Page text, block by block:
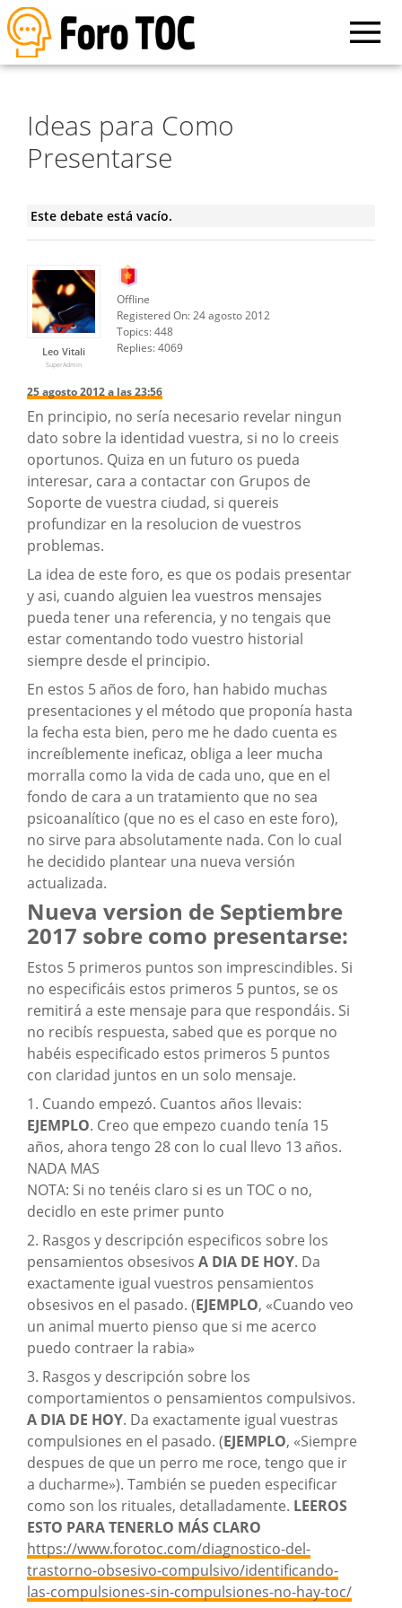
Ideas para Como
Presentarse
Este debate está vacío.
Leo Vitali
SuperAdmin
Offline
Registered On:24 agosto 2012
Topics:448
Replies:4069
25 agosto 2012 a las 23:56
En principio, no sería necesario revelar ningun
dato sobre la identidad vuestra, si no lo creeis
oportunos. Quiza en un futuro os pueda
interesar, cara a contactar con Grupos de
Soporte de vuestra ciudad, si quereis
profundizar en la resolucion de vuestros
problemas.
La idea de este foro, es que os podais presentar
y asi, cuando alguien lea vuestros mensajes
pueda tener una referencia, y no tengais que
estar comentando todo vuestro historial
siempre desde el principio.
En estos 5 años de foro, han habido muchas
presentaciones y el método que proponía hasta
la fecha esta bien, pero me he dado cuenta es
increíblemente ineficaz, obliga a leer mucha
morralla como la vida de cada uno, que en el
fondo de cara a un tratamiento que no sea
psicoanalítico (que no es el caso en este foro),
no sirve para absolutamente nada. Con lo cual
he decidido plantear una nueva versión
actualizada.
Nueva version de Septiembre
2017 sobre como presentarse:
Estos 5 primeros puntos son imprescindibles. Si
no especificáis estos primeros 5 puntos, se os
remitirá a este mensaje para que respondáis. Si
no recibís respuesta, sabed que es porque no
habéis especificado estos primeros 5 puntos
con claridad juntos en un solo mensaje.
1. Cuando empezó. Cuantos años llevais:
EJEMPLO. Creo que empezo cuando tenía 15
años, ahora tengo 28 con lo cual llevo 13 años.
NADA MAS
NOTA: Si no tenéis claro si es un TOC o no,
decidlo en este primer punto
2. Rasgos y descripción especificos sobre los
pensamientos obsesivos A DIA DE HOY. Da
exactamente igual vuestros pensamientos
obsesivos en el pasado. (EJEMPLO, «Cuando veo
un animal muerto pienso que si me acerco
puedo contraer la rabia»
3. Rasgos y descripción sobre los
comportamientos o pensamientos compulsivos.
A DIA DE HOY. Da exactamente igual vuestras
compulsiones en el pasado. (EJEMPLO, «Siempre
despues de que un perro me roce, tengo que ir
a ducharme»). También se pueden especificar
como son los rituales, detalladamente. LEEROS
ESTO PARA TENERLO MÁS CLARO
https://www.forotoc.com/diagnostico-del-
trastorno-obsesivo-compulsivo/identificando-
las-compulsiones-sin-compulsiones-no-hay-toc/